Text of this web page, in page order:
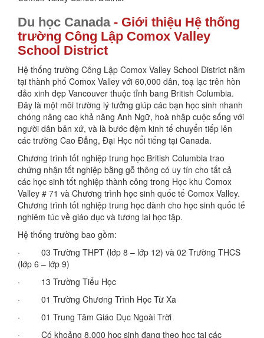
Du học Canada - Giới thiệu Hệ thống
trường Công Lập Comox Valley
School District
Hệ thống trường Công Lập Comox Valley School District nằm
tại thành phố Comox Valley với 60,000 dân, toạ lạc trên hòn
đảo xinh đẹp Vancouver thuộc tỉnh bang British Columbia.
Đây là một môi trường lý tưởng giúp các bạn học sinh nhanh
chóng nâng cao khả năng Anh Ngữ, hoà nhập cuộc sống với
người dân bản xứ, và là bước đệm kinh tế chuyển tiếp lên
các trường Cao Đẳng, Đại Học nổi tiếng tại Canada.
Chương trình tốt nghiệp trung học British Columbia trao
chứng nhận tốt nghiệp bằng gỗ thông có uy tín cho tất cả
các học sinh tốt nghiệp thành công trong Học khu Comox
Valley # 71 và Chương trình học sinh quốc tế Comox Valley.
Chương trình tốt nghiệp trung học dành cho học sinh quốc tế
nghiêm túc về giáo dục và tương lai học tập.
Hệ thống trường bao gồm:
· 03 Trường THPT (lớp 8 – lớp 12) và 02 Trường THCS
(lớp 6 – lớp 9)
· 13 Trường Tiểu Học
· 01 Trường Chương Trình Học Từ Xa
· 01 Trung Tâm Giáo Dục Ngoài Trời
· Có khoảng 8.000 học sinh đang theo học tại các